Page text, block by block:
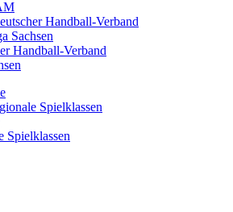
Handball-Verband
Sachsen
Handball-Verband
Spielklassen
Spielklassen